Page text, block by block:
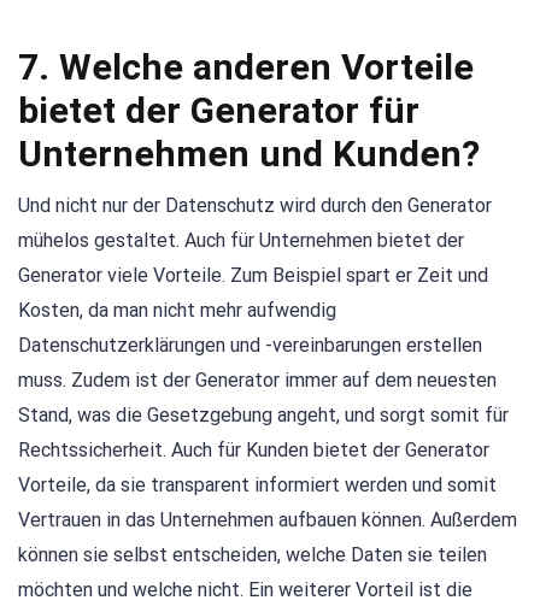
7. Welche anderen Vorteile
bietet der Generator für
Unternehmen und Kunden?
Und nicht nur der Datenschutz wird durch den Generator
mühelos gestaltet. Auch für Unternehmen bietet der
Generator viele Vorteile. Zum Beispiel spart er Zeit und
Kosten, da man nicht mehr aufwendig
Datenschutzerklärungen und -vereinbarungen erstellen
muss. Zudem ist der Generator immer auf dem neuesten
Stand, was die Gesetzgebung angeht, und sorgt somit für
Rechtssicherheit. Auch für Kunden bietet der Generator
Vorteile, da sie transparent informiert werden und somit
Vertrauen in das Unternehmen aufbauen können. Außerdem
können sie selbst entscheiden, welche Daten sie teilen
möchten und welche nicht. Ein weiterer Vorteil ist die